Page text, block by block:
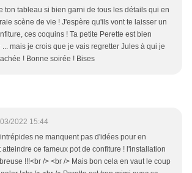
ton tableau si bien garni de tous les détails qui en
scène de vie ! J'espère qu'ils vont te laisser un
ces coquins ! Ta petite Perette est bien
mais je crois que je vais regretter Jules à qui je
! Bonne soirée ! Bises
2022 15:44
ne manquent pas d'idées pour en
atteindre ce fameux pot de confiture ! l'installation
!!!<br /> <br /> Mais bon cela en vaut le coup